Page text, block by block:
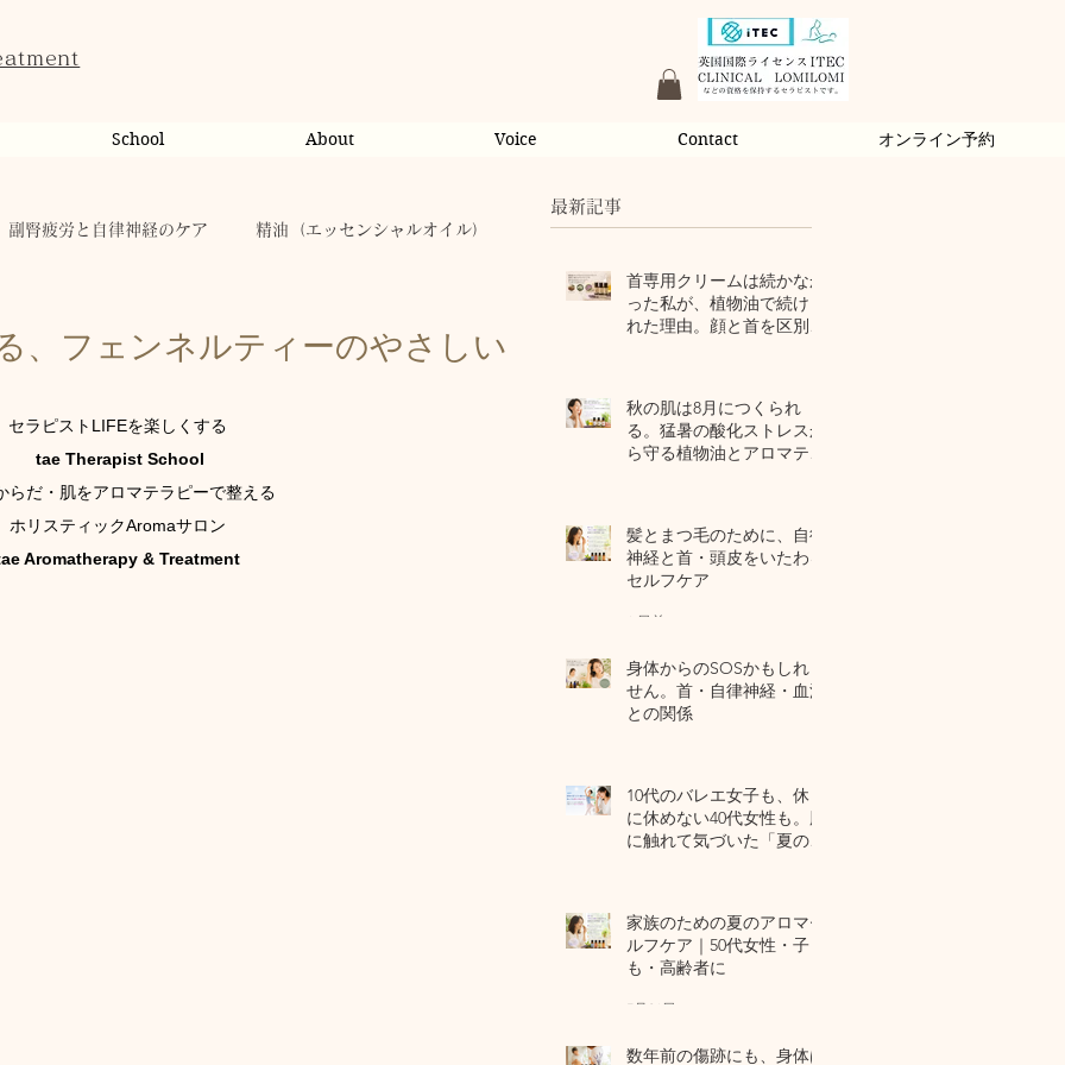
School About Voice Contact オンライン予約
副腎疲労と自律神経のケア 精油（エッセンシャルオイル）
のこと tae Therapist School
、フェンネルティーのやさしい
セラピストLIFEを楽しくする
tae Therapist School
らだ・肌をアロマテラピーで整える
ホリスティックAromaサロン
Aromatherapy & Treatment
最新記事
首専用クリームは続かなか
った私が、植物油で続けら
れた理由。顔と首を区別し
秋の肌は8月につくられ
る。猛暑の酸化ストレスか
ら守る植物油とアロマテラ
髪とまつ毛のために、自律
神経と首・頭皮をいたわる
セルフケア
6 日前
身体からのSOSかもしれま
せん。首・自律神経・血流
との関係
10代のバレエ女子も、休日
に休めない40代女性も。肌
に触れて気づいた「夏の全
家族のための夏のアロマセ
ルフケア｜50代女性・子ど
も・高齢者に
7月24日
数年前の傷跡にも、身体は